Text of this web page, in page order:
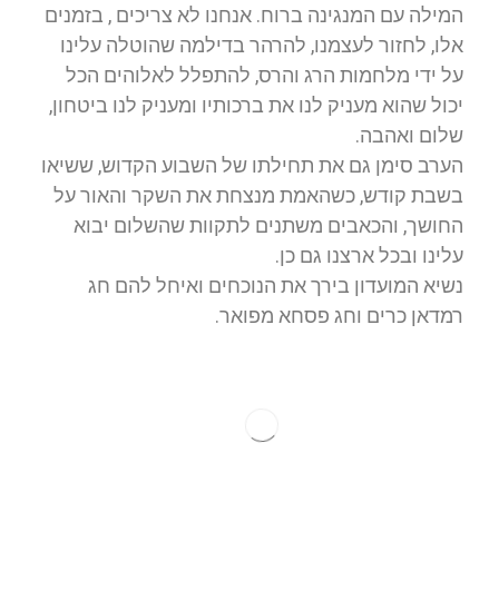
המילה עם המנגינה ברוח. אנחנו לא צריכים , בזמנים
אלו, לחזור לעצמנו, להרהר בדילמה שהוטלה עלינו
על ידי מלחמות הרג והרס, להתפלל לאלוהים הכל
יכול שהוא מעניק לנו את ברכותיו ומעניק לנו ביטחון,
שלום ואהבה.
הערב סימן גם את תחילתו של השבוע הקדוש, ששיאו
בשבת קודש, כשהאמת מנצחת את השקר והאור על
החושך, והכאבים משתנים לתקוות שהשלום יבוא
עלינו ובכל ארצנו גם כן.
נשיא המועדון בירך את הנוכחים ואיחל להם חג
רמדאן כרים וחג פסחא מפואר.